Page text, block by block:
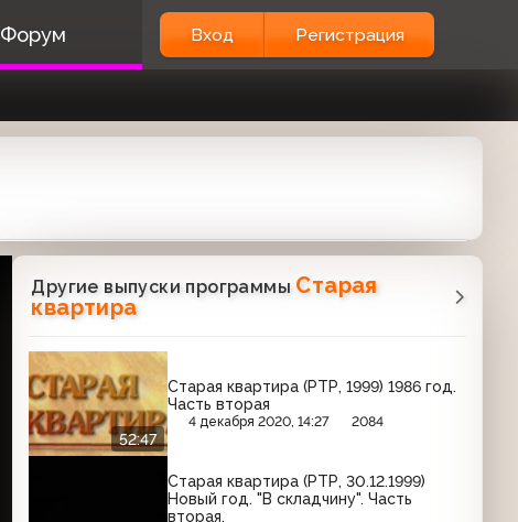
Форум Вход Регистрация
Другие выпуски программы Старая
квартира
52:47
Старая квартира (РТР, 1999) 1986 год.
Часть вторая
4 декабря 2020, 14:27 2084
Старая квартира (РТР, 30.12.1999)
Новый год. "В складчину". Часть
вторая.